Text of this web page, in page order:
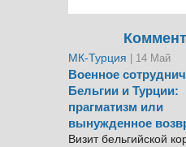
МК-Турция | 14 Май
Военное
Бельгии и Турции:
прагматизм или
вынужденное
Визит бельгийской